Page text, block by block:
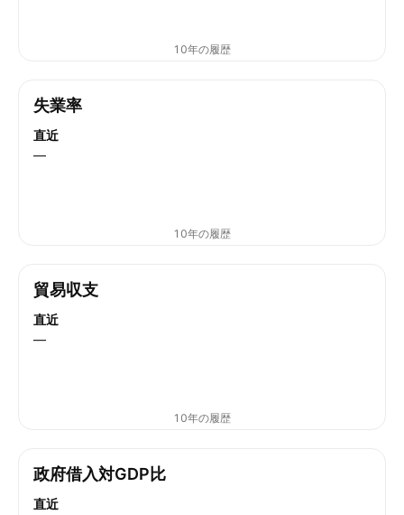
10年の履歴
失業率
直近
—
10年の履歴
貿易収支
直近
—
10年の履歴
政府借入対GDP比
直近